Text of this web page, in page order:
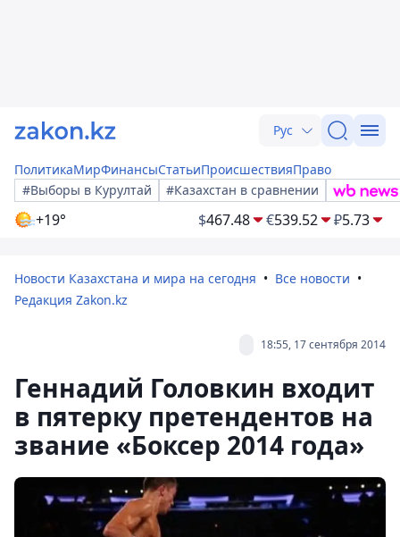
Рус
ПолитикаМирФинансыСтатьиПроисшествияПраво
#Выборы в Курултай
#Казахстан в сравнении
+19° $467.48 €539.52 ₽5.73
Новости Казахстана и мира на сегодня
Все новости
Редакция Zakon.kz
18:55, 17 сентября 2014
Геннадий Головкин входит
в пятерку претендентов на
звание «Боксер 2014 года»